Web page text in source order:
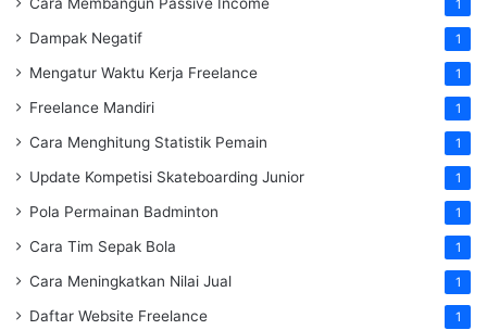
Cara Membangun Passive Income 1
Dampak Negatif 1
Mengatur Waktu Kerja Freelance 1
Freelance Mandiri 1
Cara Menghitung Statistik Pemain 1
Update Kompetisi Skateboarding Junior 1
Pola Permainan Badminton 1
Cara Tim Sepak Bola 1
Cara Meningkatkan Nilai Jual 1
Daftar Website Freelance 1